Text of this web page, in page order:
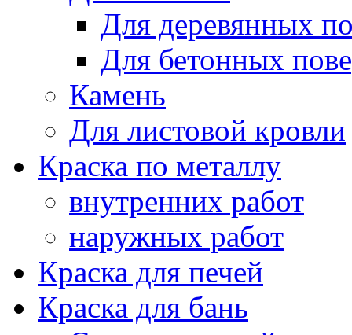
Для деревянных
Для бетонных
Камень
Для листовой кровли
Краска по металлу
внутренних работ
наружных работ
Краска для печей
Краска для бань